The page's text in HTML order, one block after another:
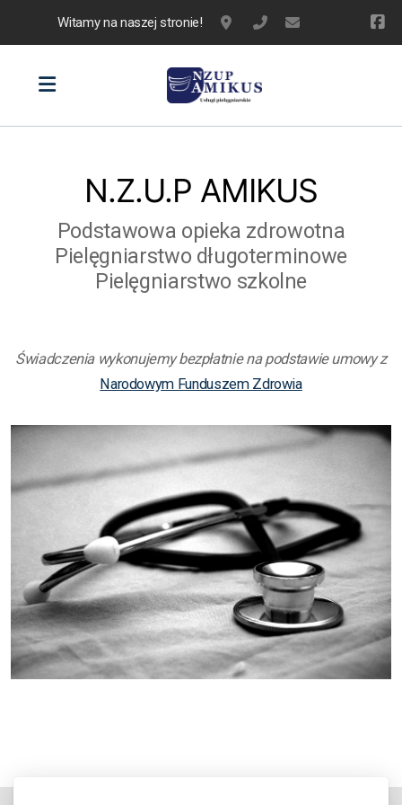
Witamy na naszej stronie! Sikorskiego 41B, Miechów
+48 41 383 18 53
N.Z.U.P AMIKUS
Podstawowa opieka zdrowotna
Pielęgniarstwo długoterminowe
Pielęgniarstwo szkolne
Świadczenia wykonujemy bezpłatnie na podstawie umowy z
Narodowym Funduszem Zdrowia